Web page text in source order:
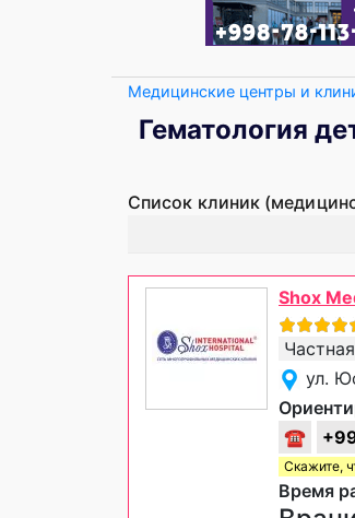
Медицинские центры и
Гематология
Список клиник
Shox
ул.
☎
Скажите,
Время